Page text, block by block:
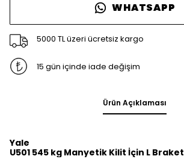
WHATSAPP
5000 TL üzeri ücretsiz kargo
15 gün içinde iade değişim
Ürün Açıklaması
Yale
U501 545 kg Manyetik Kilit İçin L Braket